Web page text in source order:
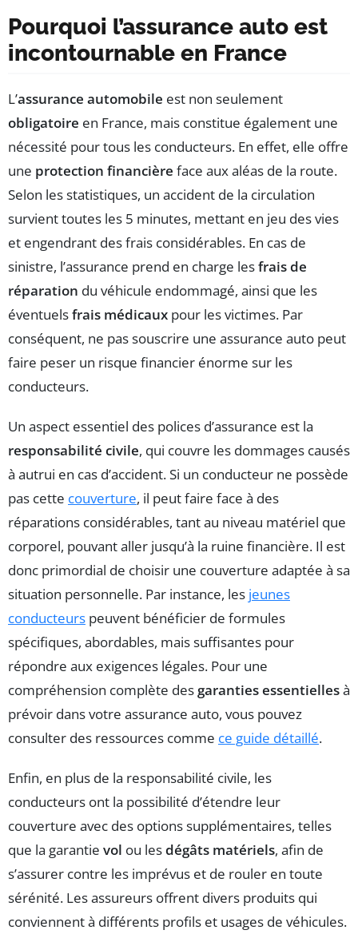
Pourquoi l’assurance auto est
incontournable en France
L’assurance automobile est non seulement
obligatoire en France, mais constitue également une
nécessité pour tous les conducteurs. En effet, elle offre
une protection financière face aux aléas de la route.
Selon les statistiques, un accident de la circulation
survient toutes les 5 minutes, mettant en jeu des vies
et engendrant des frais considérables. En cas de
sinistre, l’assurance prend en charge lesfrais de
réparation du véhicule endommagé, ainsi que les
éventuelsfrais médicaux pour les victimes. Par
conséquent, ne pas souscrire une assurance auto peut
faire peser un risque financier énorme sur les
conducteurs.
Un aspect essentiel des polices d’assurance est la
responsabilité civile, qui couvre les dommages causés
à autrui en cas d’accident. Si un conducteur ne possède
pas cette couverture, il peut faire face à des
réparations considérables, tant au niveau matériel que
corporel, pouvant aller jusqu’à la ruine financière. Il est
donc primordial de choisir une couverture adaptée à sa
situation personnelle. Par instance, les jeunes
conducteurs peuvent bénéficier de formules
spécifiques, abordables, mais suffisantes pour
répondre aux exigences légales. Pour une
compréhension complète des garanties essentiellesà
prévoir dans votre assurance auto, vous pouvez
consulter des ressources comme ce guide détaillé.
Enfin, en plus de la responsabilité civile, les
conducteurs ont la possibilité d’étendre leur
couverture avec des options supplémentaires, telles
que la garantie vol ou lesdégâts matériels, afin de
s’assurer contre les imprévus et de rouler en toute
sérénité. Les assureurs offrent divers produits qui
conviennent à différents profils et usages de véhicules.